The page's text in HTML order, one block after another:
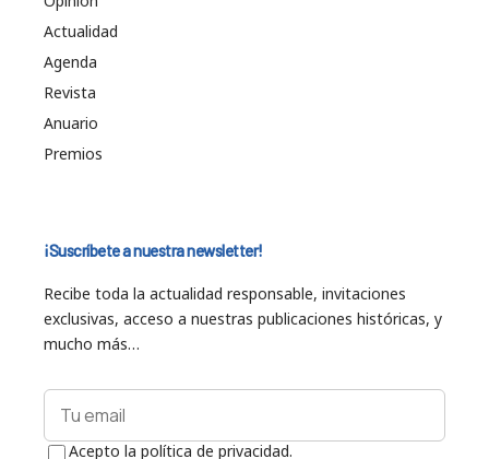
Actualidad
Agenda
Revista
Anuario
Premios
¡Suscríbete a nuestra newsletter!
Recibe toda la actualidad responsable, invitaciones
exclusivas, acceso a nuestras publicaciones históricas, y
mucho más…
Acepto la política de privacidad.